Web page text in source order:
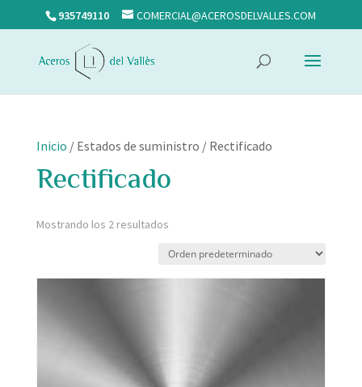
935749110 COMERCIAL@ACEROSDELVALLES.COM
Inicio / Estados de suministro / Rectificado
Rectificado
Mostrando los 2 resultados